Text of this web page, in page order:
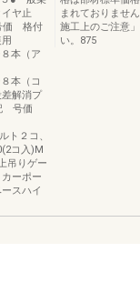
ヤ止
価 格付
本（ア
本（コ
解消プ
記 号価
ト２コ、
コ入)M
吊りゲー
ーポー
スハイ
まれておりませ
施工上のご注意
い。875